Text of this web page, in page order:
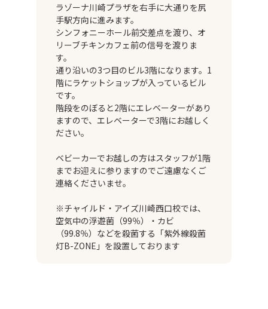
ラゾーナ川崎プラザを右手に大通りを尻
手駅方向に進みます。
シンフォニーホール前交差点を渡り、オ
リーブチキンカフェ前の信号を渡りま
す。
通り沿いの3つ目のビル3階になります。1
階にラケットショップが入っているビル
です。
階段をのぼると2階にエレベーターがあり
ますので、エレベーターで3階にお越しく
ださい。
ベビーカーでお越しの方はスタッフが1階
までお迎えに参りますのでご遠慮なくご
連絡くださいませ。
※チャイルド・アイズ川崎西口校では、
空気中の浮遊菌（99％）・カビ
（99.8％）などを殺菌する「紫外線殺菌
灯B-ZONE」を設置しております